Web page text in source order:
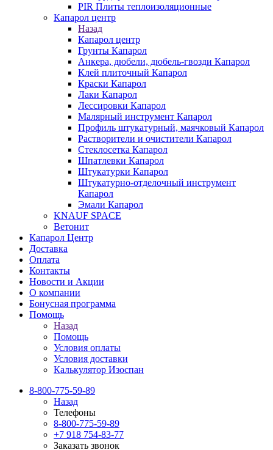
PIR Плиты теплоизоляционные
Капарол центр
Назад
Капарол центр
Грунты Капарол
Анкера, дюбели, дюбель-гвозди Капарол
Клей плиточный Капарол
Краски Капарол
Лаки Капарол
Лессировки Капарол
Малярный инструмент Капарол
Профиль штукатурный, маячковый Капарол
Растворители и очистители Капарол
Cтеклосетка Капарол
Шпатлевки Капарол
Штукатурки Капарол
Штукатурно-отделочный инструмент
Капарол
Эмали Капарол
KNAUF SPACE
Ветонит
Капарол Центр
Доставка
Оплата
Контакты
Новости и Акции
О компании
Бонусная программа
Помощь
Назад
Помощь
Условия оплаты
Условия доставки
Калькулятор Изоспан
8-800-775-59-89
Назад
Телефоны
8-800-775-59-89
+7 918 754-83-77
Заказать звонок